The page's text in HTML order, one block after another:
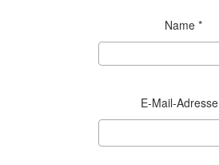
Name *
E-Mail-Adresse